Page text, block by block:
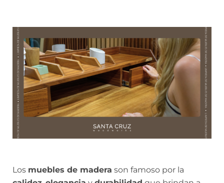
Los muebles de madera son famoso por la